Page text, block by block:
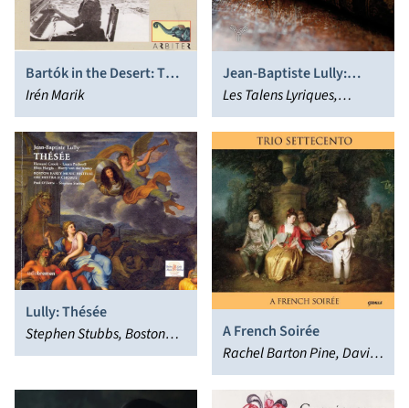
Bartók in the Desert: The
Art of Irén Marik
Irén Marik
Jean-Baptiste Lully:
Bellérophon
Les Talens Lyriques,
Christophe Rousset
Lully: Thésée
Stephen Stubbs, Boston
Early Music Festival
A French Soirée
Rachel Barton Pine, David
Schrader, John Mark
Rozendaal, Trio Settecento